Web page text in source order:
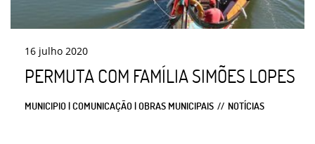
16 julho 2020
PERMUTA COM FAMÍLIA SIMÕES LOPES
MUNICIPIO | COMUNICAÇÃO | OBRAS MUNICIPAIS NOTÍCIAS